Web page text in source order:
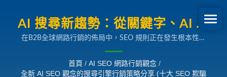
AI 搜尋新趨勢：從關鍵字、AI 搜
尋意圖到 LLMO，B2B 企業網站
如何被 AI 優先引用與推薦？ | 全
在B2B全球網路行銷的佈局中，SEO 規則正在發生根本性的
「排名競賽」逐步演變成「內容是否被 AI 引用與推薦」的競
賽。所以，未來決定曝光的，不再只是關鍵字佈局與連結數
首頁 / AI SEO 網路行銷觀念 /
全新 AI SEO 觀念的搜尋引擎行銷策略分享 (十大 SEO 欺騙